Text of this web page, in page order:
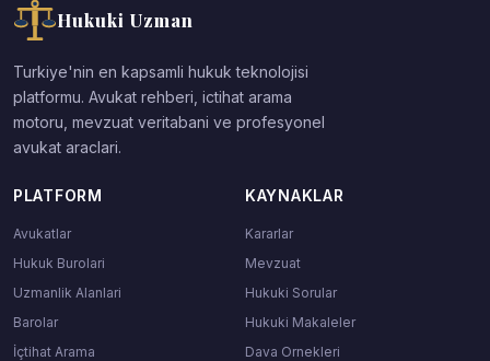
Hukuki Uzman
Turkiye'nin en kapsamli hukuk teknolojisi
platformu. Avukat rehberi, ictihat arama
motoru, mevzuat veritabani ve profesyonel
avukat araclari.
PLATFORM
Avukatlar
Hukuk Burolari
Uzmanlik Alanlari
Barolar
İçtihat Arama
KAYNAKLAR
Kararlar
Mevzuat
Hukuki Sorular
Hukuki Makaleler
Dava Ornekleri